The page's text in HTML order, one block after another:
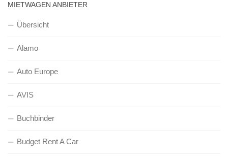
MIETWAGEN ANBIETER
Übersicht
Alamo
Auto Europe
AVIS
Buchbinder
Budget Rent A Car